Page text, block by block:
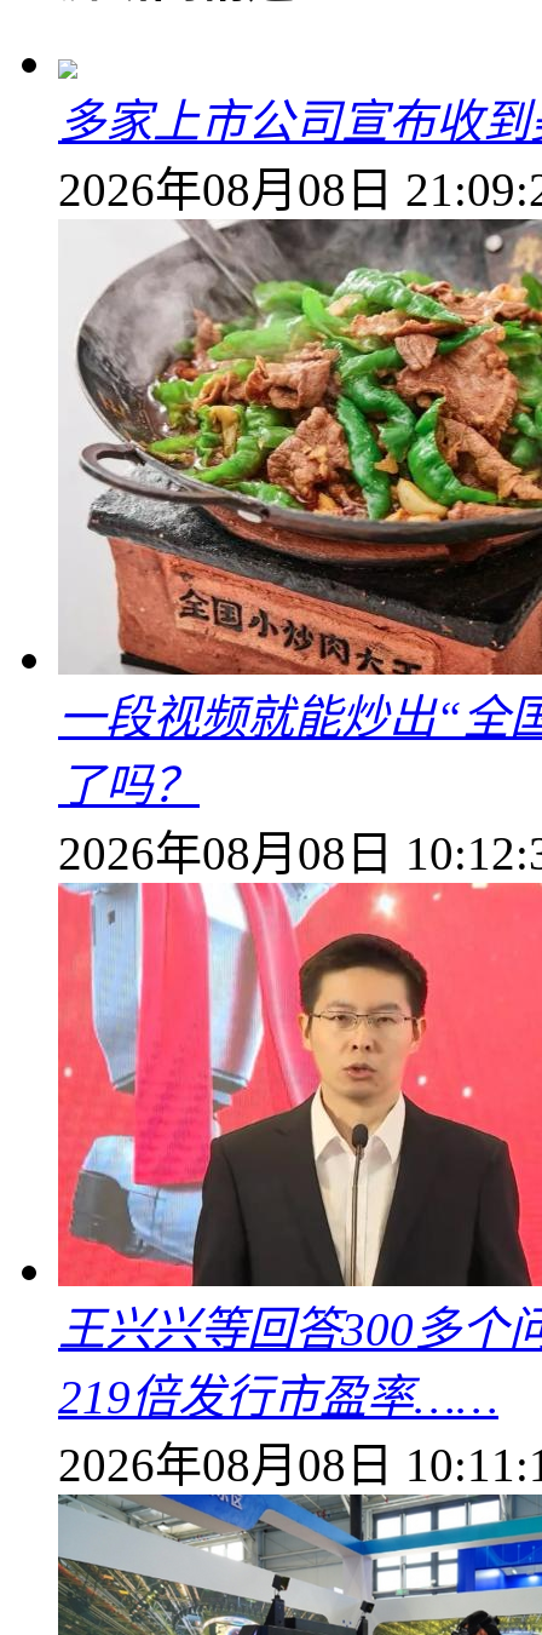
多家上市公司宣布收
2026年08月08日
一段视频就能炒出“全
了吗？
2026年08月08日
王兴兴等回答300多个
219倍发行市盈率……
2026年08月08日